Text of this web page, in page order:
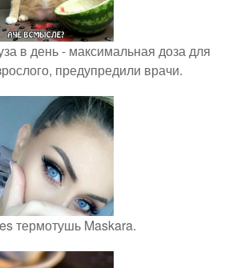
в день - максимальная доза для
предупредили врачи.
термотушь Maskara.